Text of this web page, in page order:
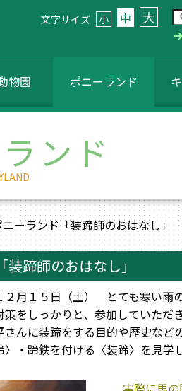
文字サイズ 小 中 大
物園 ポニーランド
ンド
ーランド「装蹄師のおはなし」
蹄師のおはなし」
５日（土） とても寒い雨の
しっかりと、参加していただき
装蹄をする目的や歴史などの
蹄鉄を付ける〈装蹄〉を見学